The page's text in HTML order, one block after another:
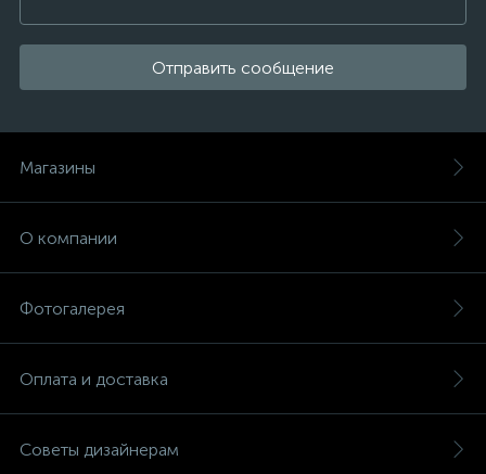
Отправить сообщение
Магазины
О компании
Фотогалерея
Оплата и доставка
Советы дизайнерам